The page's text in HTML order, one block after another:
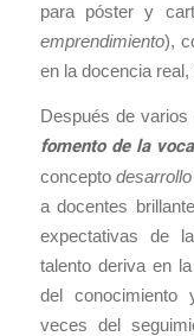
para póster y
emprendimiento),
en la docencia
Después de
fomento de la
concepto
a docentes
expectativas de
talento deriva en
del conocimiento
veces del